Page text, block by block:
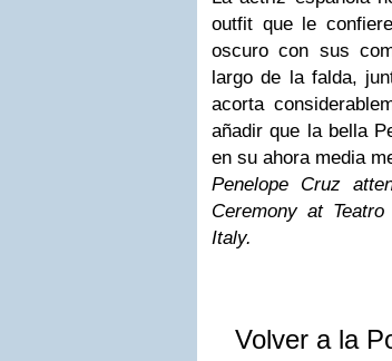
outfit que le
oscuro con sus
largo de la falda,
acorta
añadir que la bella
en su ahora media
Penelope Cruz
Ceremony at
Italy.
Volver a la